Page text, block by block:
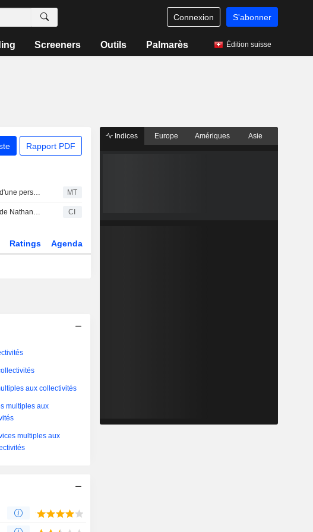
Connexion S'abonner
Screeners Outils Palmarès Édition suisse
Rapport PDF
Fitch attribue une note assortie d'une perspective stable à Centrica, saluant la solidité de son bilan MT
Centrica plc annonce le départ de Nathan Mark Bostock de son poste de directeur, effectif au 31 juillet 2026 CI
Ratings Agenda
aux collectivités
multiples aux
multiples aux
Indices Europe Amériques Asie